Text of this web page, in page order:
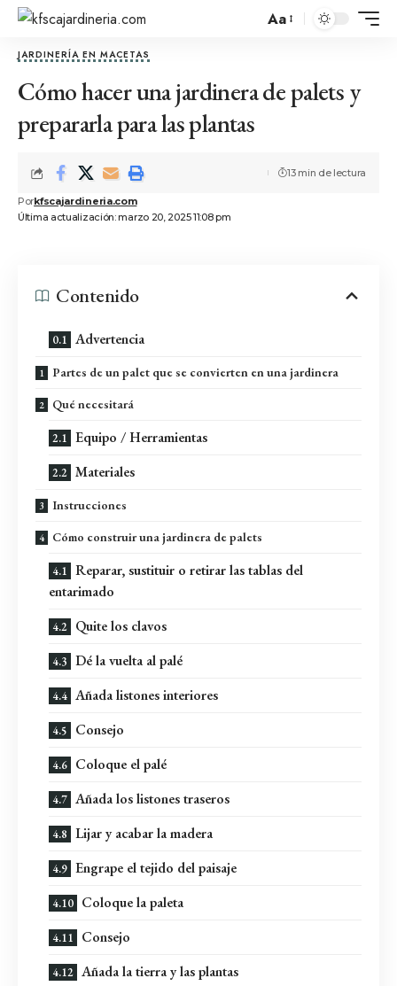
Aa
JARDINERÍA EN MACETAS
Cómo hacer una jardinera de palets y
prepararla para las plantas
Última actualización: marzo 20, 2025 11:08 pm
Porkfscajardineria.com
13 min de lectura
Contenido
Advertencia
Partes de un palet que se convierten en una jardinera
Qué necesitará
Equipo / Herramientas
Materiales
Instrucciones
Cómo construir una jardinera de palets
Reparar, sustituir o retirar las tablas del
entarimado
Quite los clavos
Dé la vuelta al palé
Añada listones interiores
Consejo
Coloque el palé
Añada los listones traseros
Lijar y acabar la madera
Engrape el tejido del paisaje
Coloque la paleta
Consejo
Añada la tierra y las plantas